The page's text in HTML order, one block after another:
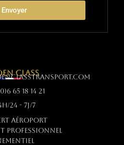
Envoyer
65 18 14 21
24 - 7j/7
AÉROPORT
PROFESSIONNEL